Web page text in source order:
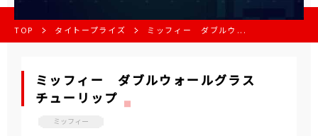
TOP タイトープライズ ミッフィー ダブルウ...
ミッフィー ダブルウォールグラス
チューリップ
ミッフィー